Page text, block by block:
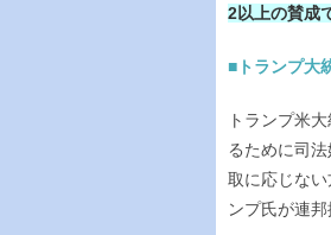
2以上の賛成
■トランプ大
トランプ米
るために司
取に応じな
ンプ氏が連